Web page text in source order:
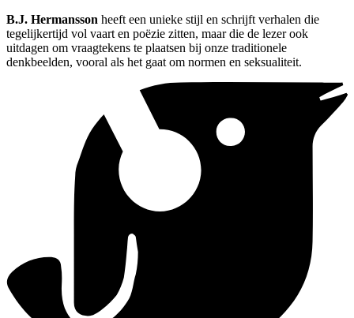
B.J. Hermansson heeft een unieke stijl en schrijft verhalen die
tegelijkertijd vol vaart en poëzie zitten, maar die de lezer ook
uitdagen om vraagtekens te plaatsen bij onze traditionele
denkbeelden, vooral als het gaat om normen en seksualiteit.